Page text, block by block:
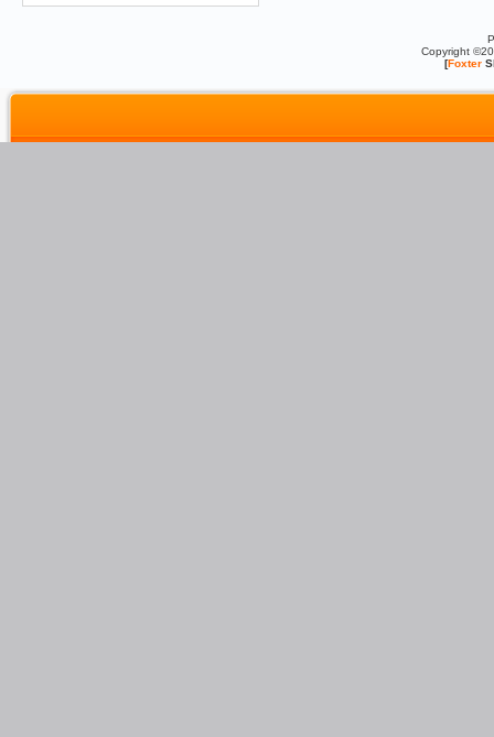
Copyright
[Foxter